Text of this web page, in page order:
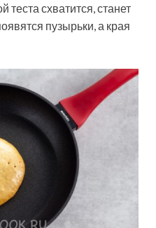
теста схватится, станет
пузырьки, а края